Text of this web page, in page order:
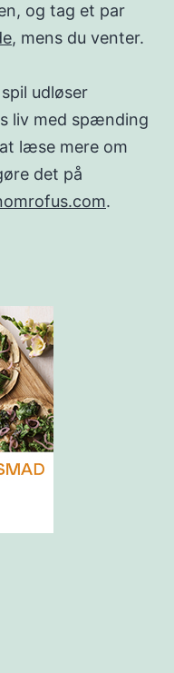
og tag et par
, mens du venter.
udløser
liv med spænding
læse mere om
det på
.